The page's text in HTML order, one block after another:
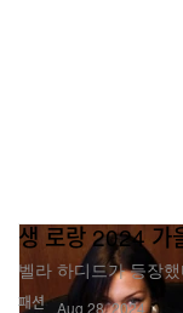
패션
생 로랑 2024 가
벨라 하디드가 등장
Aug 28, 2024